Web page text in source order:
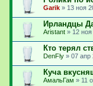
Garik » 13 ноя
Ирландцы
Aristant » 12 ноя
Кто терял
DenFly » 07 апр
Куча
АмальГам » 11